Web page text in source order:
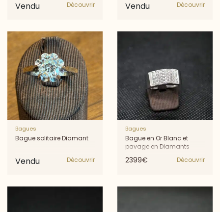
Vendu Découvrir Vendu Découvrir
Bagues
Bague solitaire Diamant
Vendu Découvrir
Bagues
Bague en Or Blanc et
pavage en Diamants
2399€ Découvrir